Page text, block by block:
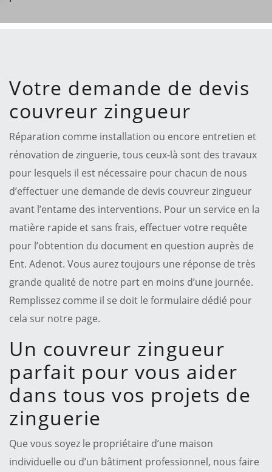
Votre demande de devis
couvreur zingueur
Réparation comme installation ou encore entretien et
rénovation de zinguerie, tous ceux-là sont des travaux
pour lesquels il est nécessaire pour chacun de nous
d’effectuer une demande de devis couvreur zingueur
avant l’entame des interventions. Pour un service en la
matière rapide et sans frais, effectuer votre requête
pour l’obtention du document en question auprès de
Ent. Adenot. Vous aurez toujours une réponse de très
grande qualité de notre part en moins d’une journée.
Remplissez comme il se doit le formulaire dédié pour
cela sur notre page.
Un couvreur zingueur
parfait pour vous aider
dans tous vos projets de
zinguerie
Que vous soyez le propriétaire d’une maison
individuelle ou d’un bâtiment professionnel, nous faire